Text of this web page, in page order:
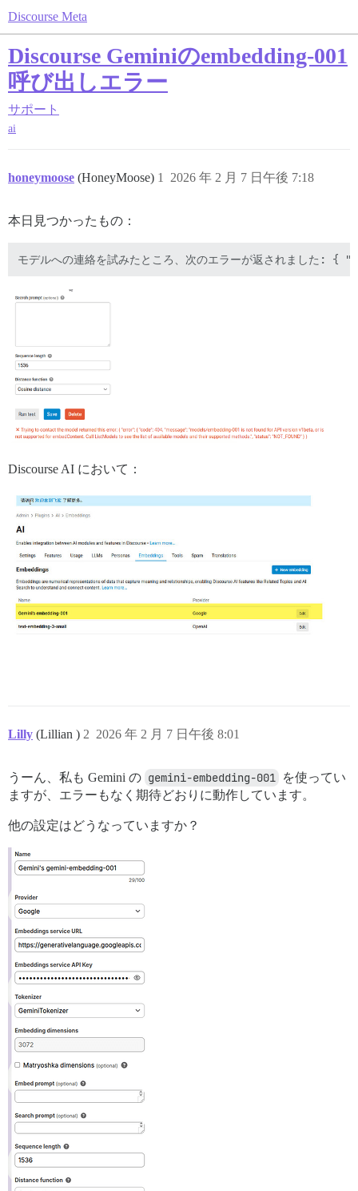
Discourse Meta
Discourse Geminiのembedding-001
呼び出しエラー
サポート
ai
honeymoose (HoneyMoose) 2026 年 2 月 7 日午後 7:18
1
本日見つかったもの：
Discourse AI において：
Lilly (Lillian ) 2026 年 2 月 7 日午後 8:01
2
うーん、私も Gemini の gemini-embedding-001 を使ってい
ますが、エラーもなく期待どおりに動作しています。
他の設定はどうなっていますか？